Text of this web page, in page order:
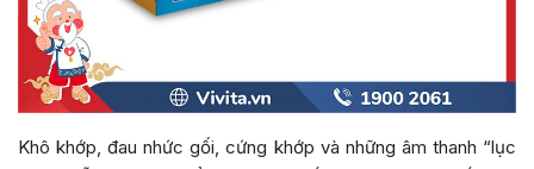
Khô khớp, đau nhức gối, cứng khớp và những âm thanh “lục